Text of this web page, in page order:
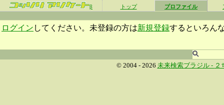
β トップ プロファイル
ログイン してください。未登録の方は新規登録するといろん
© 2004 - 2026 未来検索ブラジル - ２